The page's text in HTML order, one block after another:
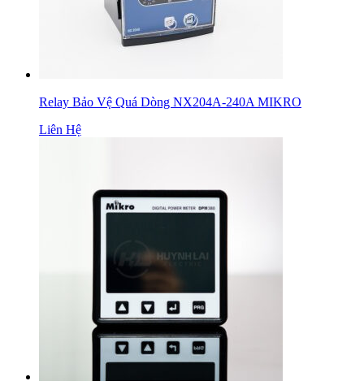
Relay Bảo Vệ Quá Dòng NX204A-240A MIKRO
Liên Hệ